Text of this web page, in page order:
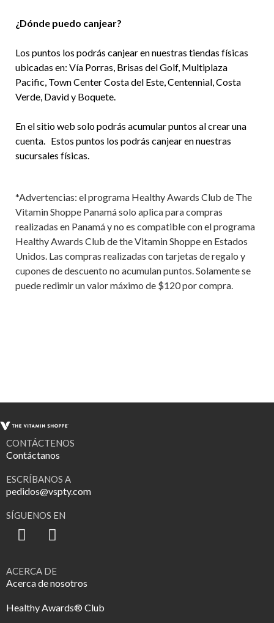
¿Dónde puedo canjear?
Los puntos los podrás canjear en nuestras tiendas físicas
ubicadas en: Vía Porras, Brisas del Golf, Multiplaza
Pacific, Town Center Costa del Este, Centennial, Costa
Verde, David y Boquete.
En el sitio web solo podrás acumular puntos al crear una
cuenta. Estos puntos los podrás canjear en nuestras
sucursales físicas.
*Advertencias: el programa Healthy Awards Club de The
Vitamin Shoppe Panamá solo aplica para compras
realizadas en Panamá y no es compatible con el programa
Healthy Awards Club de the Vitamin Shoppe en Estados
Unidos. Las compras realizadas con tarjetas de regalo y
cupones de descuento no acumulan puntos. Solamente se
puede redimir un valor máximo de $120 por compra.
CONTÁCTENOS
Contáctanos
ESCRÍBANOS A
pedidos@vspty.com
SÍGUENOS EN
ACERCA DE
Acerca de nosotros
Healthy Awards® Club